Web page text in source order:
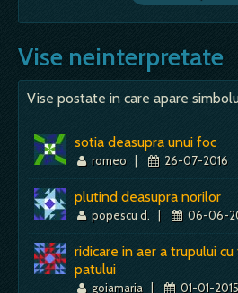
Vise neinterpretate
Vise postate in care apare
sotia deasupra unui foc
romeo | 26-07-2016
plutind deasupra norilor
popescu d. | 06-06-
ridicare in aer a trupului
patului
goiamaria | 01-01-2015